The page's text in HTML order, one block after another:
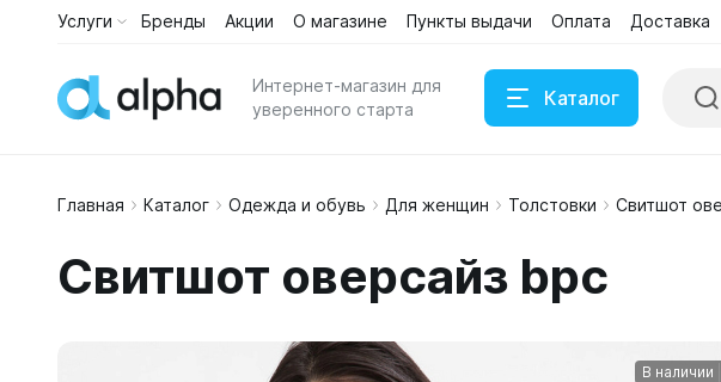
Услуги Бренды Акции О магазине Пункты выдачи Оплата Доставка
Интернет-магазин для
уверенного старта
Каталог
Наушники
Портативные колонки
Главная Каталог Одежда и обувь Для женщин Толстовки Свитшот
Свитшот оверсайз bpc
В наличии